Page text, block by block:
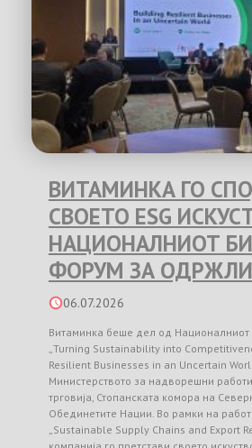
ВИТАМИНКА ГО
СВОЕТО ESG
НАЦИОНАЛНИОТ
ФОРУМ ЗА
06.07.2026
Витаминка беше дел од
„Turning Sustainability into
Resilient Businesses in an Uncertain
Министерството за надворешни
трговија, Стопанската комора на
Обединетите Нации. Во рамки на
„Sustainable Supply Chains and Export